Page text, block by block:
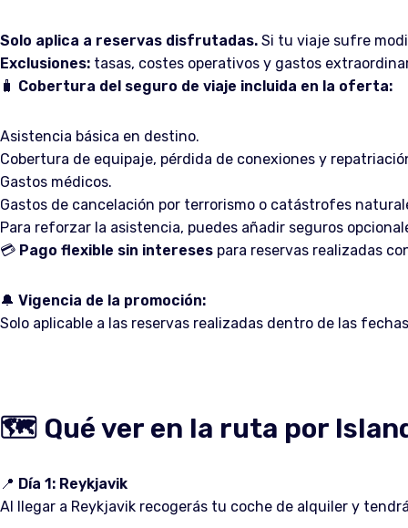
Solo aplica a reservas disfrutadas. Si tu viaje sufre
Exclusiones: tasas, costes operativos y gastos
🧳 Cobertura del seguro de viaje incluida en la oferta:
Asistencia básica en destino.
Cobertura de equipaje, pérdida de conexiones y
Gastos médicos.
Gastos de cancelación por terrorismo o catástrofes
Para reforzar la asistencia, puedes añadir seguros
💳 Pago flexible sin intereses para reservas realizadas
🔔 Vigencia de la promoción:
Solo aplicable a las reservas realizadas dentro de las
🗺️ Qué ver en la ruta por
📍 Día 1: Reykjavik
Al llegar a Reykjavik recogerás tu coche de alquiler y